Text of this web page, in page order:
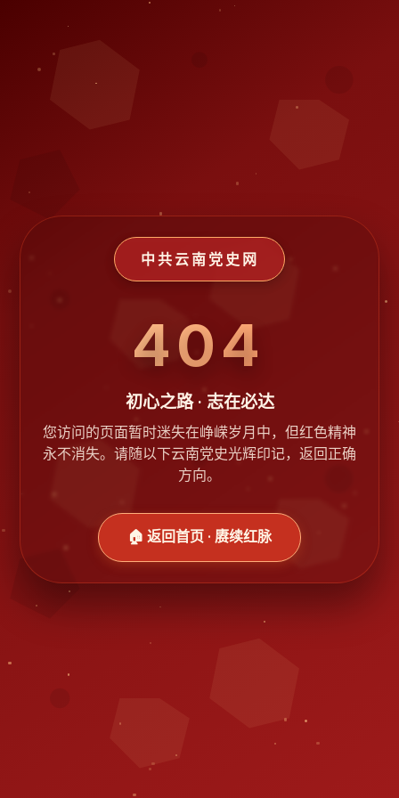
中共云南党史网
404
初心之路 · 志在必达
您访问的页面暂时迷失在峥嵘岁月中，但红色精神
永不消失。请随以下云南党史光辉印记，返回正确
方向。
🏠 返回首页 · 赓续红脉